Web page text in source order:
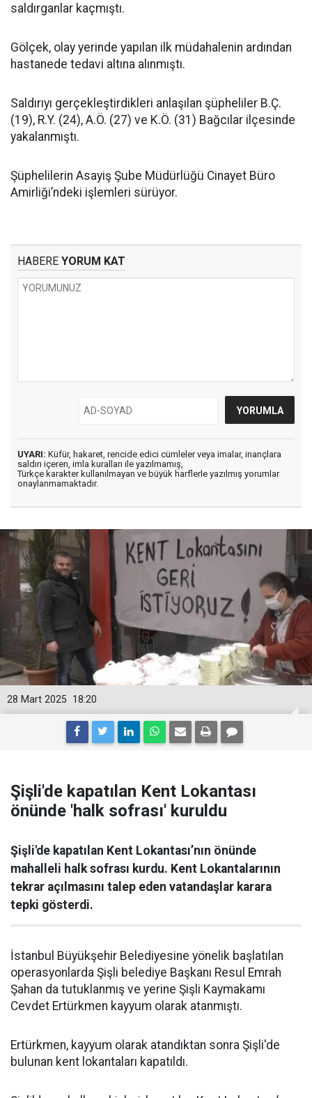
saldırganlar kaçmıştı.
Gölçek, olay yerinde yapılan ilk müdahalenin ardından
hastanede tedavi altına alınmıştı.
Saldırıyı gerçekleştirdikleri anlaşılan şüpheliler B.Ç.
(19), R.Y. (24), A.Ö. (27) ve K.Ö. (31) Bağcılar ilçesinde
yakalanmıştı.
Şüphelilerin Asayiş Şube Müdürlüğü Cinayet Büro
Amirliği’ndeki işlemleri sürüyor.
HABERE YORUM KAT
UYARI: Küfür, hakaret, rencide edici cümleler veya imalar, inançlara
saldırı içeren, imla kuralları ile yazılmamış,
Türkçe karakter kullanılmayan ve büyük harflerle yazılmış yorumlar
onaylanmamaktadır.
18:20
28 Mart 2025
Şişli'de kapatılan Kent Lokantası
önünde 'halk sofrası' kuruldu
Şişli'de kapatılan Kent Lokantası’nın önünde
mahalleli halk sofrası kurdu. Kent Lokantalarının
tekrar açılmasını talep eden vatandaşlar karara
tepki gösterdi.
İstanbul Büyükşehir Belediyesine yönelik başlatılan
operasyonlarda Şişli belediye Başkanı Resul Emrah
Şahan da tutuklanmış ve yerine Şişli Kaymakamı
Cevdet Ertürkmen kayyum olarak atanmıştı.
Ertürkmen, kayyum olarak atandıktan sonra Şişli'de
bulunan kent lokantaları kapatıldı.